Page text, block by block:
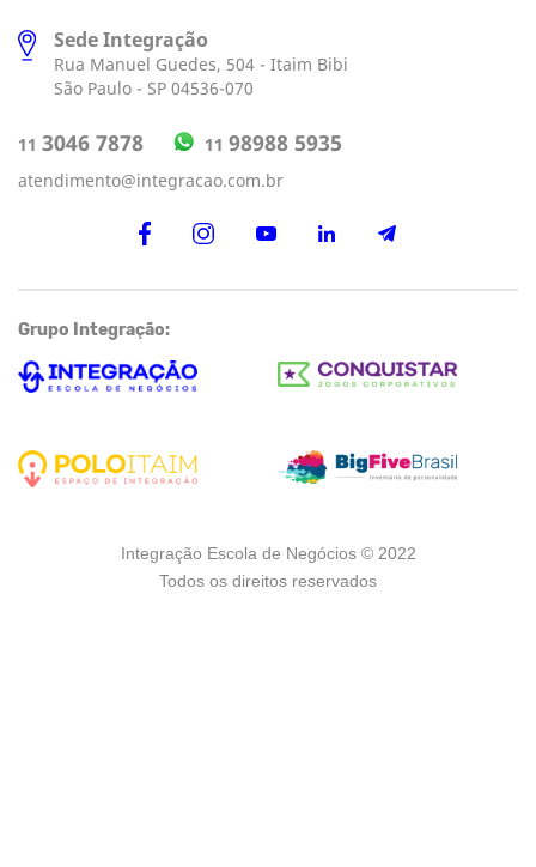
Sede Integração
Rua Manuel Guedes, 504 - Itaim Bibi
São Paulo - SP 04536-070
11 3046 7878 11 98988 5935
atendimento@integracao.com.br
Grupo Integração:
Integração Escola de Negócios © 2022
Todos os direitos reservados